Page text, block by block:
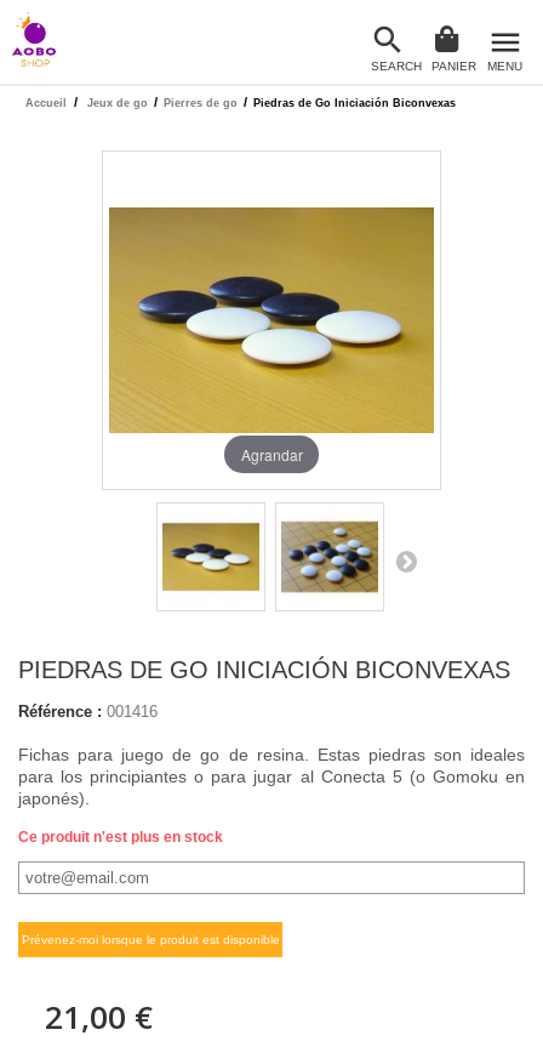
Accueil / Jeux de go / Pierres de go / Piedras de Go Iniciación Biconvexas
Agrandar
PIEDRAS DE GO INICIACIÓN BICONVEXAS
Référence : 001416
Fichas para juego de go de resina. Estas piedras son ideales
para los principiantes o para jugar al Conecta 5 (o Gomoku en
japonés).
Ce produit n'est plus en stock
Prévenez-moi lorsque le produit est disponible
21,00 €

SEARCH PANIER
menu
MENU
